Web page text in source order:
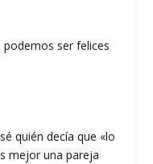
ser felices
quién decía que «lo
mejor una pareja